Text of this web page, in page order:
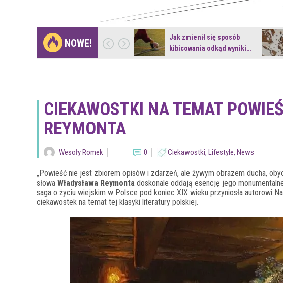
NOWE!
Gdzie pojechać na
weekend z naturą w…
Jak zmienił się sposób
kibicowania odkąd wyniki…
CIEKAWOSTKI NA TEMAT
REYMONTA
Wesoły Romek 0 Ciekawostki, Lifestyle, News
„Powieść nie jest zbiorem opisów i zdarzeń, ale żywym obrazem ducha,
słowa Władysława Reymonta doskonale oddają esencję jego
saga o życiu wiejskim w Polsce pod koniec XIX wieku przyniosła autorowi
ciekawostek na temat tej klasyki literatury polskiej.